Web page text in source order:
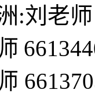
:刘老师